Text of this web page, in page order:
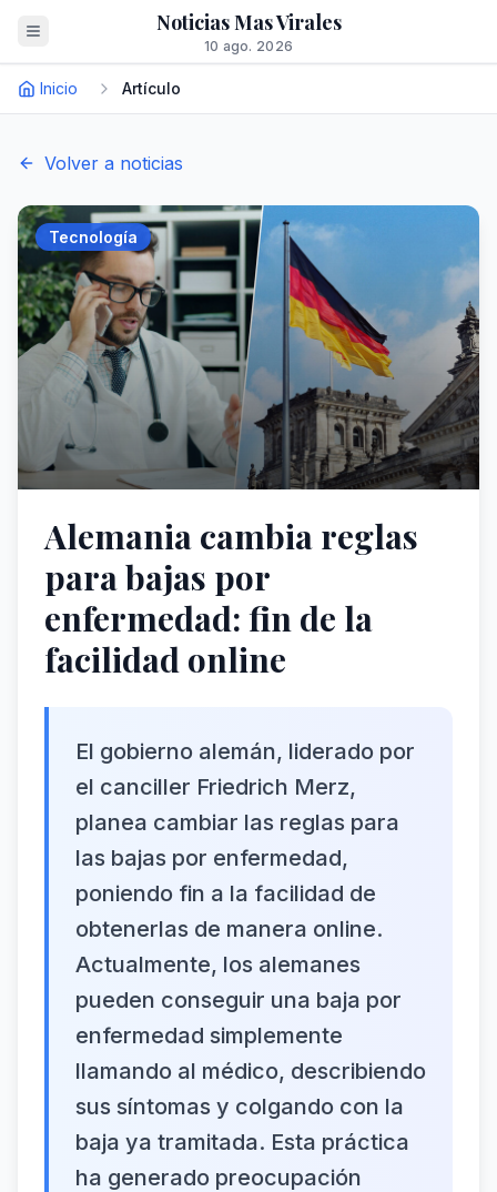
Noticias Mas Virales
10 ago. 2026
Inicio Artículo
Volver a noticias
Tecnología
Alemania cambia reglas
para bajas por
enfermedad: fin de la
facilidad online
El gobierno alemán, liderado por
el canciller Friedrich Merz,
planea cambiar las reglas para
las bajas por enfermedad,
poniendo fin a la facilidad de
obtenerlas de manera online.
Actualmente, los alemanes
pueden conseguir una baja por
enfermedad simplemente
llamando al médico, describiendo
sus síntomas y colgando con la
baja ya tramitada. Esta práctica
ha generado preocupación